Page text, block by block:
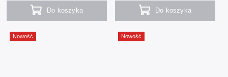
Do koszyka Do koszyka
Nowość Nowość